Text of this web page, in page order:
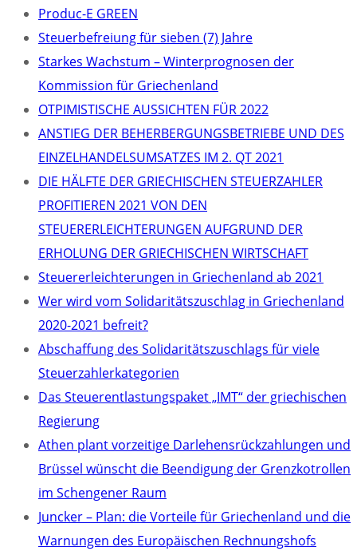
Produc-E GREEN
Steuerbefreiung für sieben (7) Jahre
Starkes Wachstum – Winterprognosen der
Kommission für Griechenland
OTPIMISTISCHE AUSSICHTEN FÜR 2022
ANSTIEG DER BEHERBERGUNGSBETRIEBE UND DES
EINZELHANDELSUMSATZES IM 2. QT 2021
DIE HÄLFTE DER GRIECHISCHEN STEUERZAHLER
PROFITIEREN 2021 VON DEN
STEUERERLEICHTERUNGEN AUFGRUND DER
ERHOLUNG DER GRIECHISCHEN WIRTSCHAFT
Steuererleichterungen in Griechenland ab 2021
Wer wird vom Solidaritätszuschlag in Griechenland
2020-2021 befreit?
Abschaffung des Solidaritätszuschlags für viele
Steuerzahlerkategorien
Das Steuerentlastungspaket „IMT“ der griechischen
Regierung
Athen plant vorzeitige Darlehensrückzahlungen und
Brüssel wünscht die Beendigung der Grenzkotrollen
im Schengener Raum
Juncker – Plan: die Vorteile für Griechenland und die
Warnungen des Europäischen Rechnungshofs